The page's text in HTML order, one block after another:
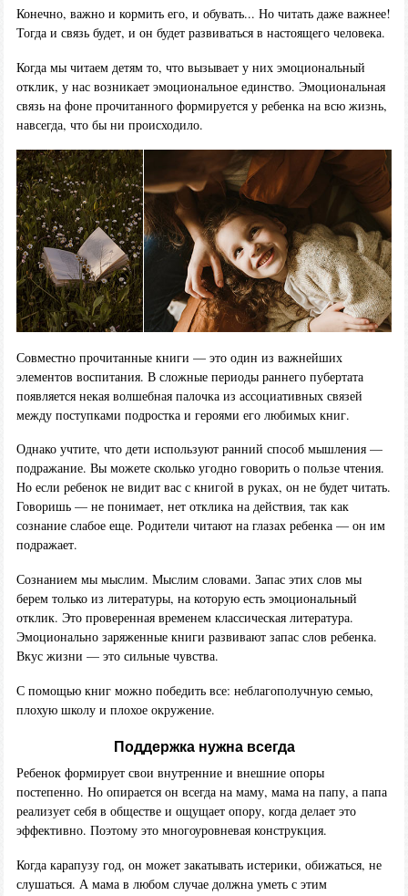
Конечно, важно и кормить его, и обувать... Но читать даже важнее!
Тогда и связь будет, и он будет развиваться в настоящего человека.
Когда мы читаем детям то, что вызывает у них эмоциональный
отклик, у нас возникает эмоциональное единство. Эмоциональная
связь на фоне прочитанного формируется у ребенка на всю жизнь,
навсегда, что бы ни происходило.
Совместно прочитанные книги — это один из важнейших
элементов воспитания. В сложные периоды раннего пубертата
появляется некая волшебная палочка из ассоциативных связей
между поступками подростка и героями его любимых книг.
Однако учтите, что дети используют ранний способ мышления —
подражание. Вы можете сколько угодно говорить о пользе чтения.
Но если ребенок не видит вас с книгой в руках, он не будет читать.
Говоришь — не понимает, нет отклика на действия, так как
сознание слабое еще. Родители читают на глазах ребенка — он им
подражает.
Сознанием мы мыслим. Мыслим словами. Запас этих слов мы
берем только из литературы, на которую есть эмоциональный
отклик. Это проверенная временем классическая литература.
Эмоционально заряженные книги развивают запас слов ребенка.
Вкус жизни — это сильные чувства.
С помощью книг можно победить все: неблагополучную семью,
плохую школу и плохое окружение.
Поддержка нужна всегда
Ребенок формирует свои внутренние и внешние опоры
постепенно. Но опирается он всегда на маму, мама на папу, а папа
реализует себя в обществе и ощущает опору, когда делает это
эффективно. Поэтому это многоуровневая конструкция.
Когда карапузу год, он может закатывать истерики, обижаться, не
слушаться. А мама в любом случае должна уметь с этим